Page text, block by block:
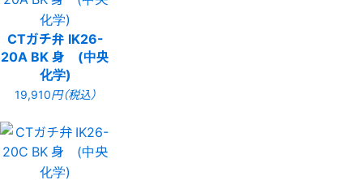
CTガチ弁 IK26-
20A BK 身 (中央
化学)
19,910円（税込）